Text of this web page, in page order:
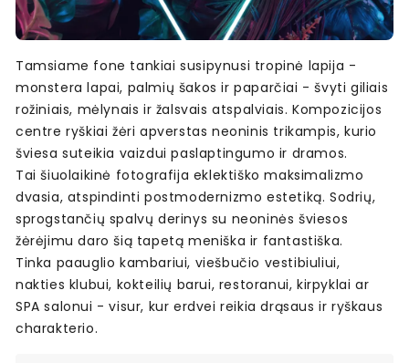
Tamsiame fone tankiai susipynusi tropinė lapija -
monstera lapai, palmių šakos ir paparčiai - švyti giliais
rožiniais, mėlynais ir žalsvais atspalviais. Kompozicijos
centre ryškiai žėri apverstas neoninis trikampis, kurio
šviesa suteikia vaizdui paslaptingumo ir dramos.
Tai šiuolaikinė fotografija eklektiško maksimalizmo
dvasia, atspindinti postmodernizmo estetiką. Sodrių,
sprogstančių spalvų derinys su neoninės šviesos
žėrėjimu daro šią tapetą meniška ir fantastiška.
Tinka paauglio kambariui, viešbučio vestibiuliui,
nakties klubui, kokteilių barui, restoranui, kirpyklai ar
SPA salonui - visur, kur erdvei reikia drąsaus ir ryškaus
charakterio.